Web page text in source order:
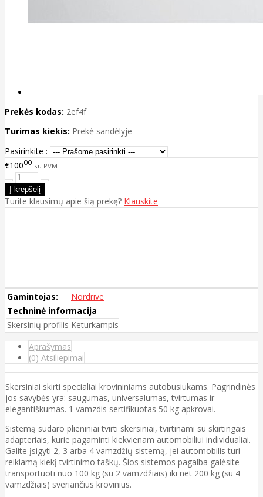
Prekės kodas: 2ef4f
Turimas kiekis: Prekė sandėlyje
Pasirinkite :
€10000 su PVM
Turite klausimų apie šią prekę? Klauskite
Gamintojas:
Nordrive
Techninė informacija
Skersinių profilis Keturkampis
Aprašymas
(0) Atsiliepimai
Skersiniai skirti specialiai krovininiams autobusiukams. Pagrindinės
jos savybės yra: saugumas, universalumas, tvirtumas ir
elegantiškumas. 1 vamzdis sertifikuotas 50 kg apkrovai.
Sistemą sudaro plieniniai tvirti skersiniai, tvirtinami su skirtingais
adapteriais, kurie pagaminti kiekvienam automobiliui individualiai.
Galite įsigyti 2, 3 arba 4 vamzdžių sistemą, jei automobilis turi
reikiamą kiekį tvirtinimo taškų. Šios sistemos pagalba galėsite
transportuoti nuo 100 kg (su 2 vamzdžiais) iki net 200 kg (su 4
vamzdžiais) sveriančius krovinius.